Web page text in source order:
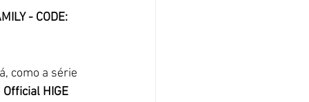
- CODE:
como a série
Official HIGE